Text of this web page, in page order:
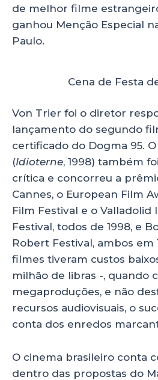
de melhor filme
ganhou Menção Especial
Paulo.
Cena de Festa
Von Trier foi o diretor
lançamento do segundo
certificado do Dogma 95.
(Idioterne, 1998) também
crítica e concorreu a
Cannes, o European Film
Film Festival e o
Festival, todos de 1998, e
Robert Festival, ambos em
filmes tiveram custos
milhão de libras -, quando
megaproduções, e não
recursos audiovisuais, o
conta dos enredos
O cinema brasileiro conta
dentro das propostas do